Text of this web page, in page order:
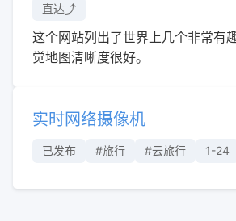
直达⤴︎
这个网站列出了世界上几个非常有
觉地图清晰度很好。
实时网络摄像机
已发布 #旅行 #云旅行 1-24